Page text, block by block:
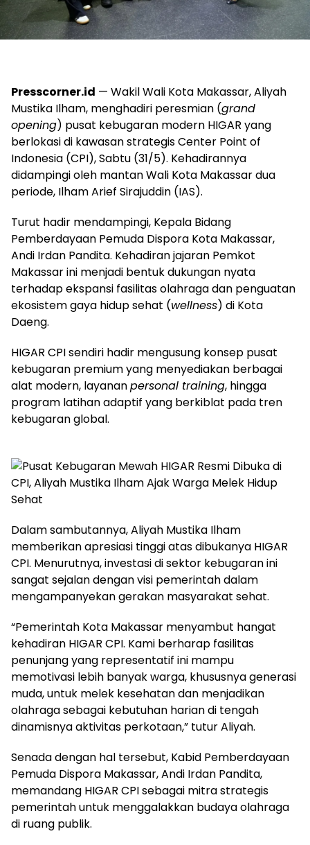
Presscorner.id — Wakil Wali Kota Makassar, Aliyah
Mustika Ilham, menghadiri peresmian (grand
opening) pusat kebugaran modern HIGAR yang
berlokasi di kawasan strategis Center Point of
Indonesia (CPI), Sabtu (31/5). Kehadirannya
didampingi oleh mantan Wali Kota Makassar dua
periode, Ilham Arief Sirajuddin (IAS).
​Turut hadir mendampingi, Kepala Bidang
Pemberdayaan Pemuda Dispora Kota Makassar,
Andi Irdan Pandita. Kehadiran jajaran Pemkot
Makassar ini menjadi bentuk dukungan nyata
terhadap ekspansi fasilitas olahraga dan penguatan
ekosistem gaya hidup sehat (wellness) di Kota
Daeng.
​HIGAR CPI sendiri hadir mengusung konsep pusat
kebugaran premium yang menyediakan berbagai
alat modern, layananpersonal training, hingga
program latihan adaptif yang berkiblat pada tren
kebugaran global.
Dalam sambutannya, Aliyah Mustika Ilham
memberikan apresiasi tinggi atas dibukanya HIGAR
CPI. Menurutnya, investasi di sektor kebugaran ini
sangat sejalan dengan visi pemerintah dalam
mengampanyekan gerakan masyarakat sehat.
​“Pemerintah Kota Makassar menyambut hangat
kehadiran HIGAR CPI. Kami berharap fasilitas
penunjang yang representatif ini mampu
memotivasi lebih banyak warga, khususnya generasi
muda, untuk melek kesehatan dan menjadikan
olahraga sebagai kebutuhan harian di tengah
dinamisnya aktivitas perkotaan,” tutur Aliyah.
​Senada dengan hal tersebut, Kabid Pemberdayaan
Pemuda Dispora Makassar, Andi Irdan Pandita,
memandang HIGAR CPI sebagai mitra strategis
pemerintah untuk menggalakkan budaya olahraga
di ruang publik.